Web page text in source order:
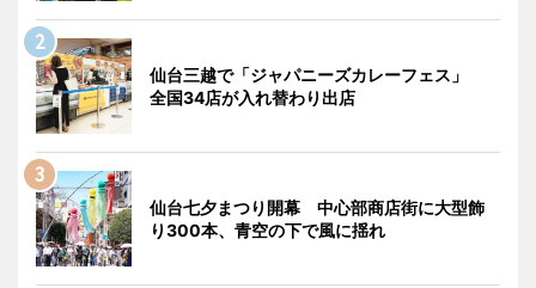
仙台三越で「ジャパニーズカレーフェス」
全国34店が入れ替わり出店
仙台七夕まつり開幕 中心部商店街に大型飾
り300本、青空の下で風に揺れ